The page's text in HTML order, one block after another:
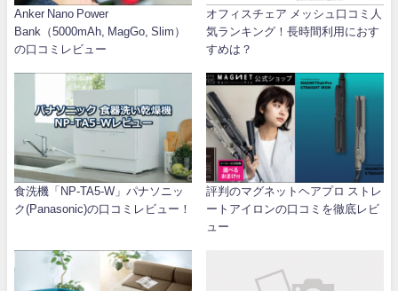
Anker Nano Power
Bank（5000mAh, MagGo, Slim）
の口コミレビュー
オフィスチェア メッシュ口コミ人
気ランキング！長時間利用におす
すめは？
食洗機「NP-TA5-W」パナソニッ
ク(Panasonic)の口コミレビュー！
評判のマグネットヘアプロ ストレ
ートアイロンの口コミを徹底レビ
ュー